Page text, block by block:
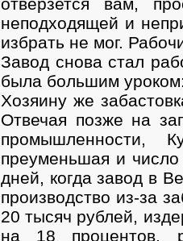
неподходящей и
избрать не мог.
Завод снова стал
была большим
Хозяину же
Отвечая позже на
промышленности,
преуменьшая и
дней, когда завод в
производство из-за
20 тысяч рублей,
на 18 процентов,